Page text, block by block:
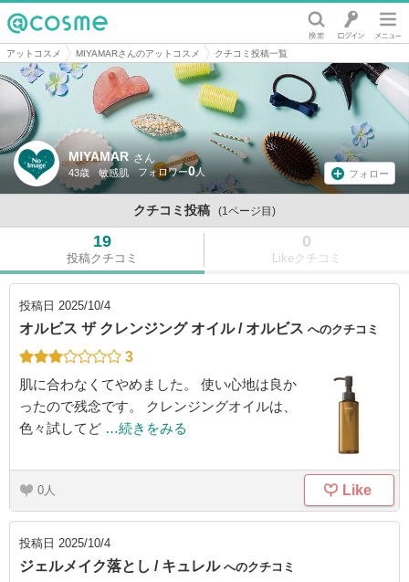
@cosme
アットコスメ MIYAMARさんのアットコスメ クチコミ投稿一覧
MIYAMAR さん
43歳 敏感肌 0 フォロー
クチコミ投稿 (1ページ目)
19
投稿クチコミ
0
Likeクチコミ
投稿日 2025/10/4
オルビス ザ クレンジング オイル / オルビス へのクチコミ
3
肌に合わなくてやめました。 使い心地は良か
ったので残念です。 クレンジングオイルは、
色々試してど …続きをみる
0 Like
投稿日 2025/10/4
ジェルメイク落とし / キュレル へのクチコミ